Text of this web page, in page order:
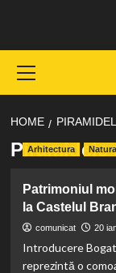
content
Menu
HOME
Piramidele
Arhitectura Natura
Patrimoniul
la Castelul
comunicat 20
Introducere
reprezintă o